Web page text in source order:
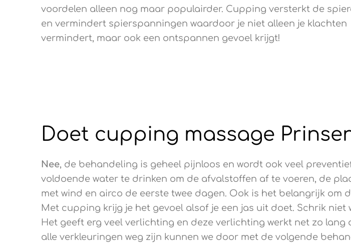
voordelen alleen nog maar populairder. Cupping versterkt de
en vermindert spierspanningen waardoor je niet alleen je klachten
vermindert, maar ook een ontspannen gevoel krijgt!
Doet cupping massage
Nee, de behandeling is geheel pijnloos en wordt ook veel
voldoende water te drinken om de afvalstoffen af te voeren, de
met wind en airco de eerste twee dagen. Ook is het belangrijk
Met cupping krijg je het gevoel alsof je een jas uit doet. Schrik
Het geeft erg veel verlichting en deze verlichting werkt net zo
alle verkleuringen weg zijn kunnen we door met de volgende